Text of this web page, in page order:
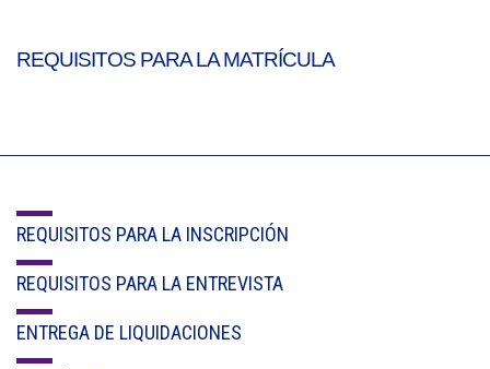
REQUISITOS PARA LA MATRÍCULA
REQUISITOS PARA LA INSCRIPCIÓN
REQUISITOS PARA LA ENTREVISTA
ENTREGA DE LIQUIDACIONES